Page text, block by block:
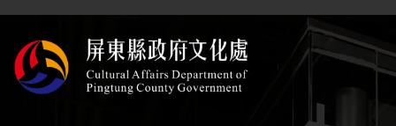
屏東縣政府文化處
網頁導覽